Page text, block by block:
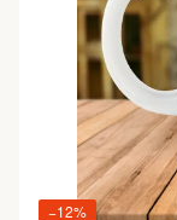
−12%